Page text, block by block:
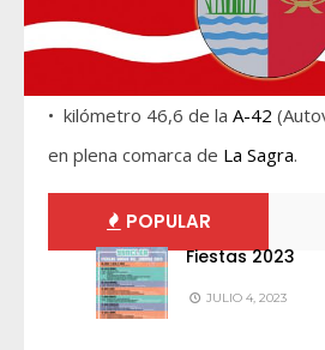
• kilómetro 46,6 de la A-42
en plena comarca de La Sagra.
POPULAR
Fiestas 2023
JULIO 4, 2023